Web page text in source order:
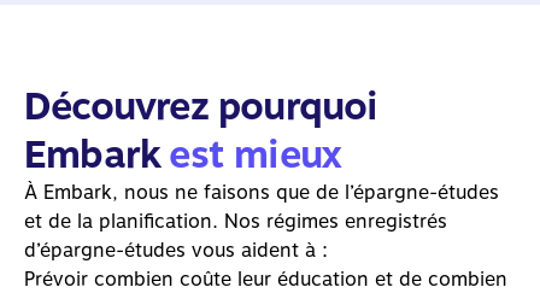
Découvrez pourquoi
Embarkest mieux
À Embark, nous ne faisons que de l’épargne-études
et de la planification. Nos régimes enregistrés
d’épargne-études vous aident à :
Prévoir combien coûte leur éducation et de combien